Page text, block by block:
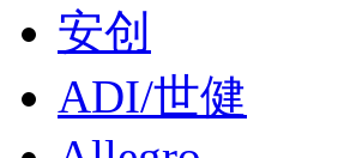
安创
ADI/世健